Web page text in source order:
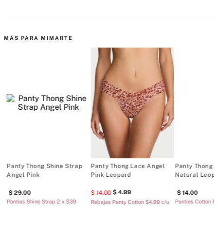
MÁS PARA MIMARTE
Panty Thong Shine Strap
Angel Pink
29.00
Panties Shine Strap 2 x $39
Panty Thong Lace Angel
Pink Leopard
14.00 4.99
Rebajas Panty Cotton $4.99 c/u
Panty Thong
Natural
14.00
Panties Cotton 5